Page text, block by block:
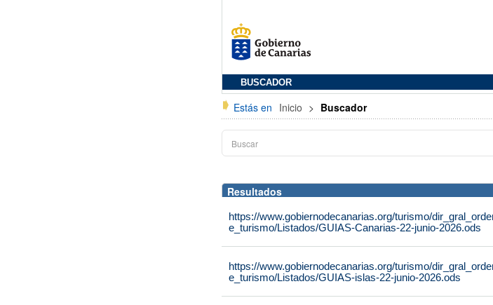
BUSCADOR
Estás en Inicio > Buscador
Resultados
https://www.gobiernodecanarias.org/turismo/
e_turismo/Listados/GUIAS-Canarias-22-junio-2026.ods
https://www.gobiernodecanarias.org/turismo/
e_turismo/Listados/GUIAS-islas-22-junio-2026.ods